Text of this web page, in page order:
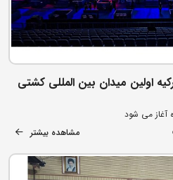
اولین میدان بین المللی کشتی
مشاهده بیشتر